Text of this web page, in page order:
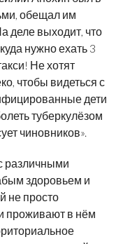
обещал им
деле выходит, что
нужно ехать 3
Не хотят
чтобы видеться с
дети
туберкулёзом
чиновников».
различными
здоровьем и
не просто
проживают в нём